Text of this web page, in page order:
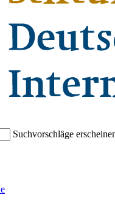
Suchvorschläge